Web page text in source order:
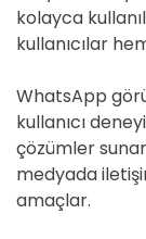
kolayca
kullanıcılar
WhatsApp
kullanıcı
çözümler
medyada
amaçlar.